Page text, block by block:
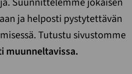
ja helposti pystytettävän
Tutustu sivustomme
muunneltavissa.